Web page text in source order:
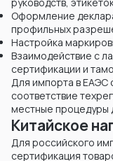
Оформление
профильных
Настройка
Взаимодействие с
сертификации и
Для импорта в ЕАЭС
соответствие
местные процедуры
Китайское
Для российского
сертификация